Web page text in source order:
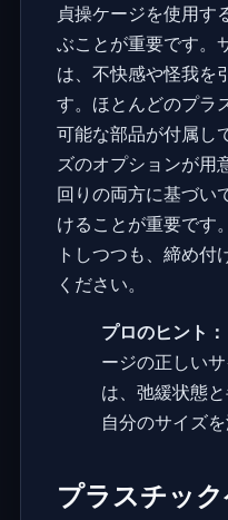
貞操ケージを使用す
ぶことが重要です。
は、不快感や怪我を
す。ほとんどのプラ
可能な部品が付属し
ズのオプションが用
回りの両方に基づい
けることが重要です
トしつつも、締め付
ください。
プロのヒント：
ージの正しい
は、弛緩状態
自分のサイズを
プラスチッ